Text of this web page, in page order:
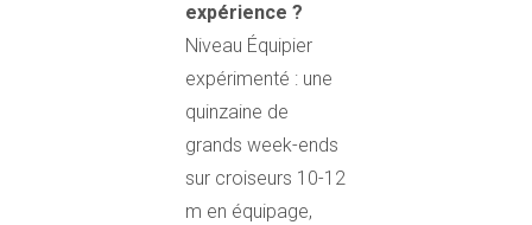
expérience ?
Niveau Équipier
expérimenté : une
quinzaine de
grands week-ends
sur croiseurs 10-12
m en équipage,